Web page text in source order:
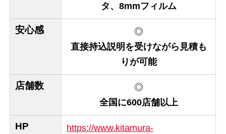
タ、8mmフィルム
安心感
◎
直接持込説明を受けながら見積も
りが可能
店舗数
◎
全国に600店舗以上
HP
https://www.kitamura-